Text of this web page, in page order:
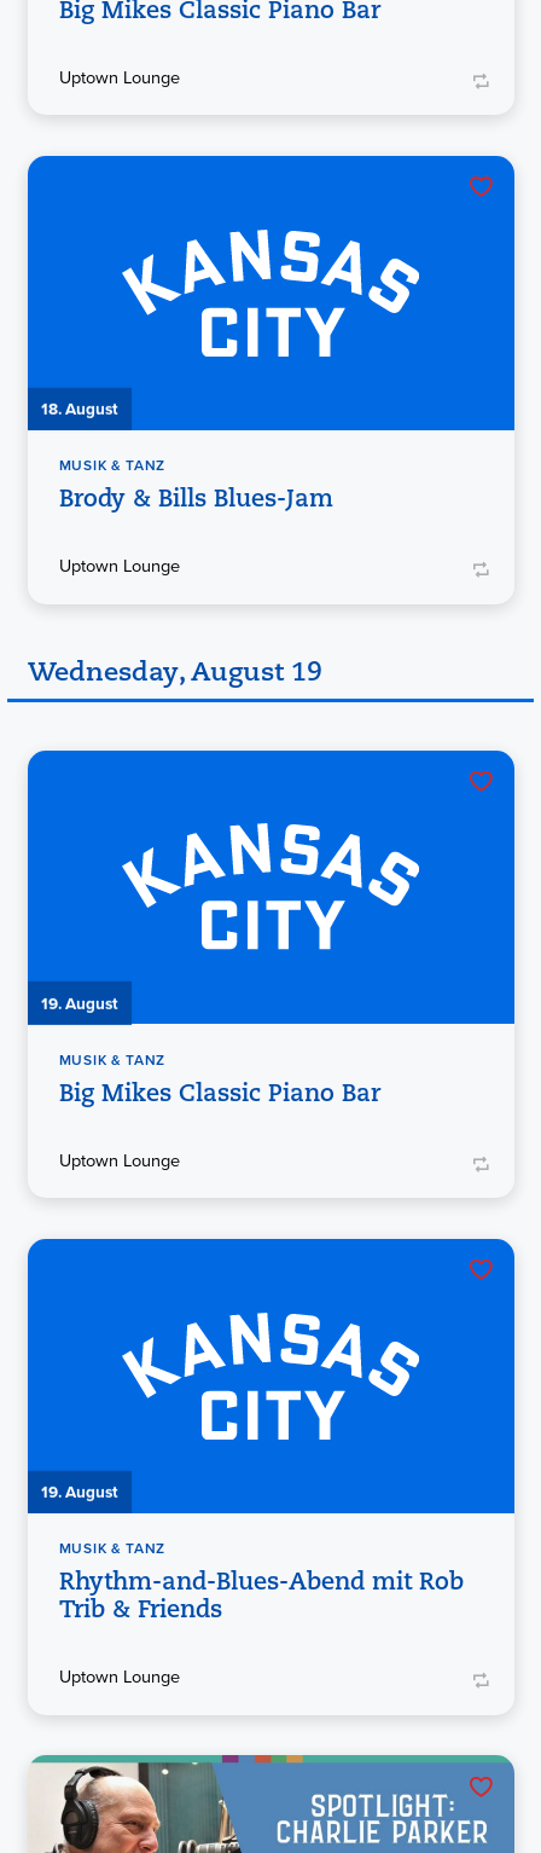
Big Mikes Classic Piano Bar
Uptown Lounge
18. August
MUSIK & TANZ
Brody & Bills Blues-Jam
Uptown Lounge
Wednesday, August 19
19. August
MUSIK & TANZ
Big Mikes Classic Piano Bar
Uptown Lounge
19. August
MUSIK & TANZ
Rhythm-and-Blues-Abend mit Rob
Trib & Friends
Uptown Lounge